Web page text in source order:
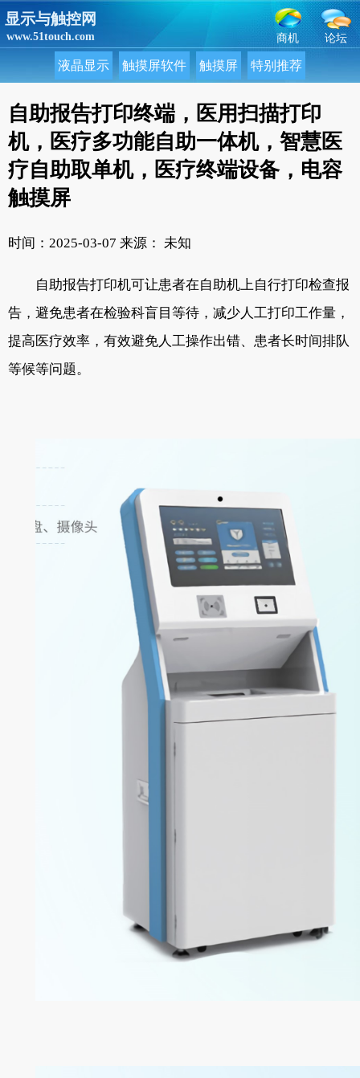
显示与触控网
www.51touch.com 商机 论坛
液晶显示 触摸屏软件 触摸屏 特别推荐
自助报告打印终端，医用扫描打印
机，医疗多功能自助一体机，智慧医
疗自助取单机，医疗终端设备，电容
触摸屏
时间：2025-03-07 来源： 未知
自助报告打印机可让患者在自助机上自行打印检查报
告，避免患者在检验科盲目等待，减少人工打印工作量，
提高医疗效率，有效避免人工操作出错、患者长时间排队
等候等问题。